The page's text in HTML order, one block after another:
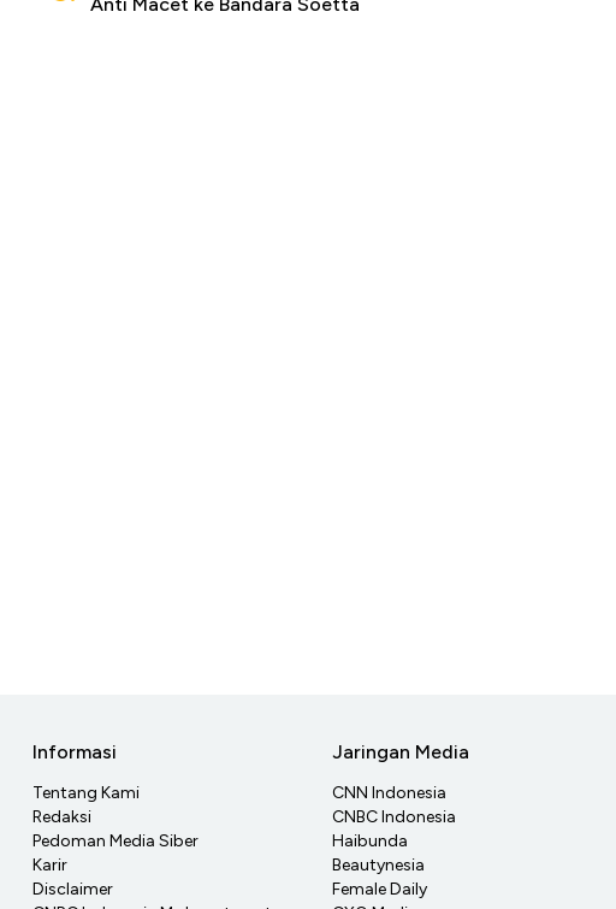
Informasi
Tentang Kami
Redaksi
Pedoman Media Siber
Karir
Disclaimer
Jaringan Media
CNN Indonesia
CNBC Indonesia
Haibunda
Beautynesia
Female Daily